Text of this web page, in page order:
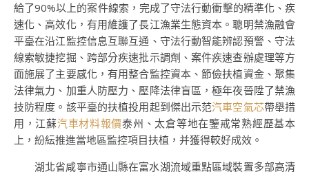
給了90%以上的案件線索，完成了守法行動衝擊的精準化、疾
速化、高效化，有用維護了長江漁業生態資本。聰明禁漁融會
平臺在沿江監控信息互聯互通、守法行動智能辨認預警、守法
線索敏捷挖掘、跨部分疾速批示調劑、案件疾速查辦處理等方
面施展了主要感化，有用整合監控資本、節儉扶植資金、聚集
法律氣力、加重人防壓力、壓降法律盲區，極年夜晉陞了禁漁
技防程度。該平臺的扶植投用起到傑出示范汽車空氣芯帶舉措
用，江蘇汽車材料報價泰州、太倉等地在鑒戒常熟經歷基本
上，紛紜推進當地區監控項目扶植，并獲得較好成效。
湖北省咸寧市通山縣在富水湖流域重點區域裝置多部高清